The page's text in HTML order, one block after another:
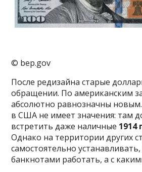
© bep.gov
После редизайна старые
обращении. По американским
абсолютно равнозначны
в США не имеет значения: там
встретить даже наличные 1914
Однако на территории других
самостоятельно
банкнотами работать, а с